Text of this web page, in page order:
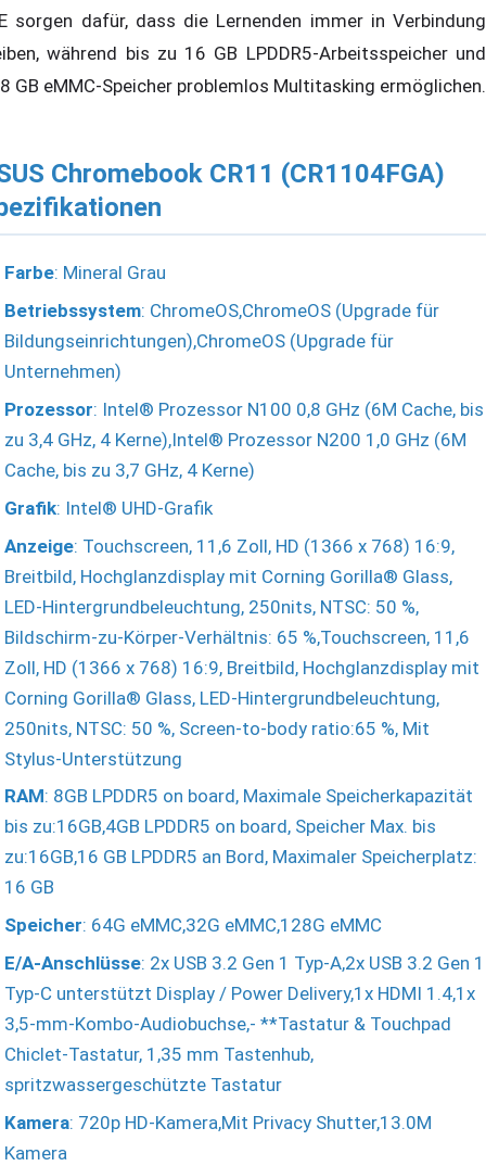
sorgen dafür, dass die Lernenden immer in Verbindung
während bis zu 16 GB LPDDR5-Arbeitsspeicher und
GB eMMC-Speicher problemlos Multitasking ermöglichen.
Chromebook CR11 (CR1104FGA)
Farbe: Mineral Grau
Betriebssystem: ChromeOS,ChromeOS (Upgrade für
Bildungseinrichtungen),ChromeOS (Upgrade für
Unternehmen)
Prozessor: Intel® Prozessor N100 0,8 GHz (6M Cache, bis
zu 3,4 GHz, 4 Kerne),Intel® Prozessor N200 1,0 GHz (6M
Cache, bis zu 3,7 GHz, 4 Kerne)
Grafik: Intel® UHD-Grafik
Anzeige: Touchscreen, 11,6 Zoll, HD (1366 x 768) 16:9,
Breitbild, Hochglanzdisplay mit Corning Gorilla® Glass,
LED-Hintergrundbeleuchtung, 250nits, NTSC: 50 %,
Bildschirm-zu-Körper-Verhältnis: 65 %,Touchscreen, 11,6
Zoll, HD (1366 x 768) 16:9, Breitbild, Hochglanzdisplay mit
Corning Gorilla® Glass, LED-Hintergrundbeleuchtung,
250nits, NTSC: 50 %, Screen-to-body ratio:65 %, Mit
Stylus-Unterstützung
RAM: 8GB LPDDR5 on board, Maximale Speicherkapazität
bis zu:16GB,4GB LPDDR5 on board, Speicher Max. bis
zu:16GB,16 GB LPDDR5 an Bord, Maximaler Speicherplatz:
16 GB
Speicher: 64G eMMC,32G eMMC,128G eMMC
E/A-Anschlüsse: 2x USB 3.2 Gen 1 Typ-A,2x USB 3.2 Gen 1
Typ-C unterstützt Display / Power Delivery,1x HDMI 1.4,1x
3,5-mm-Kombo-Audiobuchse,- **Tastatur & Touchpad
Chiclet-Tastatur, 1,35 mm Tastenhub,
spritzwassergeschützte Tastatur
Kamera: 720p HD-Kamera,Mit Privacy Shutter,13.0M
Kamera